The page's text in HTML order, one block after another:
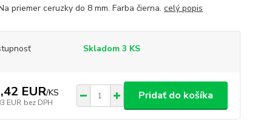
priemer ceruzky do 8 mm. Farba čierna. celý popis
Skladom 3 KS
EUR/KS
EUR bez DPH
Pridať do košíka